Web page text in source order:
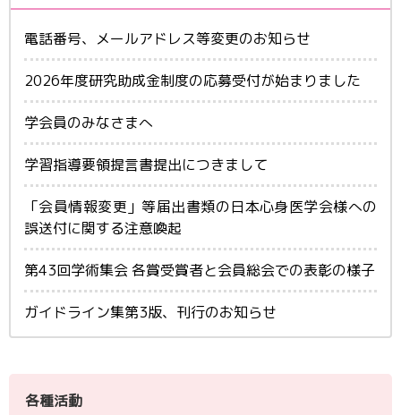
電話番号、メールアドレス等変更のお知らせ
2026年度研究助成金制度の応募受付が始まりました
学会員のみなさまへ
学習指導要領提言書提出につきまして
「会員情報変更」等届出書類の日本心身医学会様への
誤送付に関する注意喚起
第43回学術集会 各賞受賞者と会員総会での表彰の様子
ガイドライン集第3版、刊行のお知らせ
各種活動